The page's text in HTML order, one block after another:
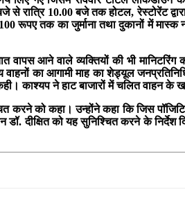
10.00 बजे तक होटल, रेस्टोरेंट
तक का जुर्माना तथा दुकानों में मास्क
आने वाले व्यक्तियों की भी मानिटरिंग
का आगामी माह का शेड्यूल
काश्यप ने हाट बाजारों में चलित वाहन के
करने को कहा। उन्होंने कहा कि जिस
को यह सुनिश्चित करने के निर्देश